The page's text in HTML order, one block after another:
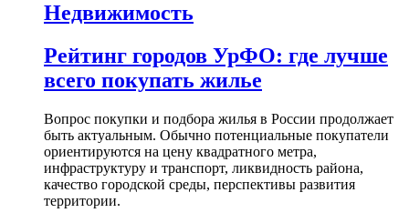
Недвижимость
Рейтинг городов УрФО: где лучше
всего покупать жилье
Вопрос покупки и подбора жилья в России продолжает
быть актуальным. Обычно потенциальные покупатели
ориентируются на цену квадратного метра,
инфраструктуру и транспорт, ликвидность района,
качество городской среды, перспективы развития
территории.